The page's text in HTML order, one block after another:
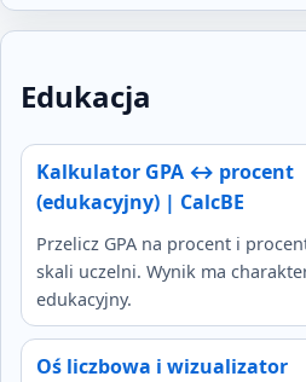
Edukacja
Kalkulator GPA ↔ procent
(edukacyjny) | CalcBE
Przelicz GPA na procent i
skali uczelni. Wynik ma
edukacyjny.
Oś liczbowa i wizualizator